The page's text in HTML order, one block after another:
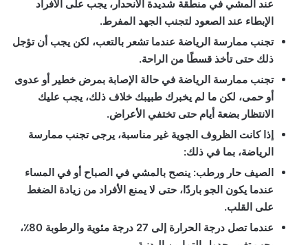
عند المشي في منطقة شديدة الانحدار، يجب على الأفراد
الإبطاء عند الصعود لتجنب الجهد المفرط.
تجنب ممارسة الرياضة عندما تشعر بالتعب، لكن يجب أن تؤجل
ذلك حتى تأخذ قسطًا من الراحة.
تجنب ممارسة الرياضة في حالة الإصابة بمرض خطير أو عدوى
أو حمى، لكن ما لم يخبرك طبيبك خلاف ذلك، يجب عليك
الانتظار بضعة أيام حتى تختفي الأعراض.
إذا كانت الظروف الجوية غير مناسبة، يرجى تجنب ممارسة
الرياضة، بما في ذلك:
الصيف حار ورطب: ينصح بالمشي في الصباح أو في المساء
عندما يكون الجو باردًا، حتى لا يمنع الأفراد من زيادة الضغط
على القلب.
عندما تصل درجة الحرارة إلى 27 درجة مئوية والرطوبة 80٪،